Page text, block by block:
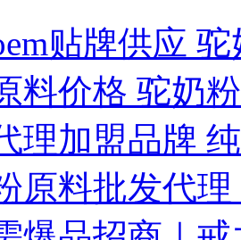
贴牌供应
料价格 驼奶
理加盟品牌
原料批发代